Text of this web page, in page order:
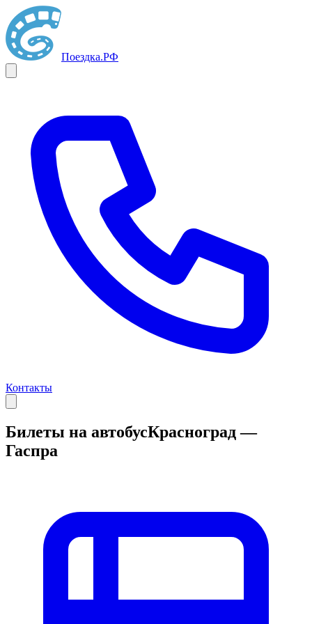
Поездка.РФ
Контакты
Билеты на автобусКрасноград —
Гаспра